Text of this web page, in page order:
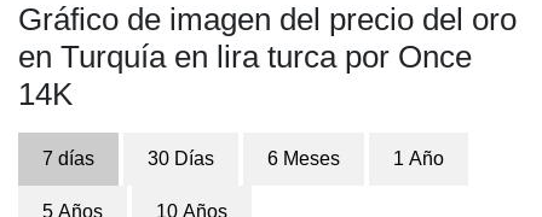
Gráfico de imagen del precio del oro
en Turquía en lira turca por Once
14K
7 días 30 Días 6 Meses 1 Año
5 Años 10 Años